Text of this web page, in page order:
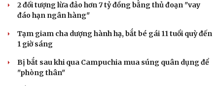
2 đối tượng lừa đảo hơn 7 tỷ đồng bằng thủ đoạn "vay
đáo hạn ngân hàng"
Tạm giam cha dượng hành hạ, bắt bé gái 11 tuổi quỳ đến
1 giờ sáng
Bị bắt sau khi qua Campuchia mua súng quân dụng để
"phòng thân"